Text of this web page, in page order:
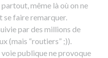
même là où on ne
se faire remarquer.
par des millions de
(mais “routiers” ;)).
voie publique ne provoque